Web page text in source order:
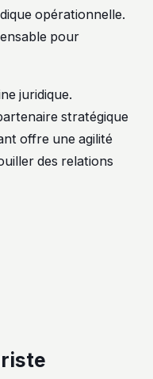
opérationnelle.
pour
juridique.
stratégique
offre une agilité
des relations